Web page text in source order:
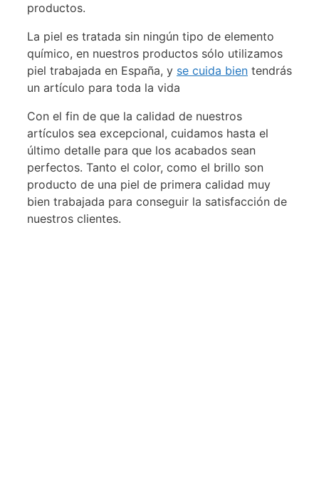
productos.
La piel es tratada sin ningún tipo de elemento
químico, en nuestros productos sólo utilizamos
piel trabajada en España, y se cuida bien tendrás
un artículo para toda la vida
Con el fin de que la calidad de nuestros
artículos sea excepcional, cuidamos hasta el
último detalle para que los acabados sean
perfectos. Tanto el color, como el brillo son
producto de una piel de primera calidad muy
bien trabajada para conseguir la satisfacción de
nuestros clientes.